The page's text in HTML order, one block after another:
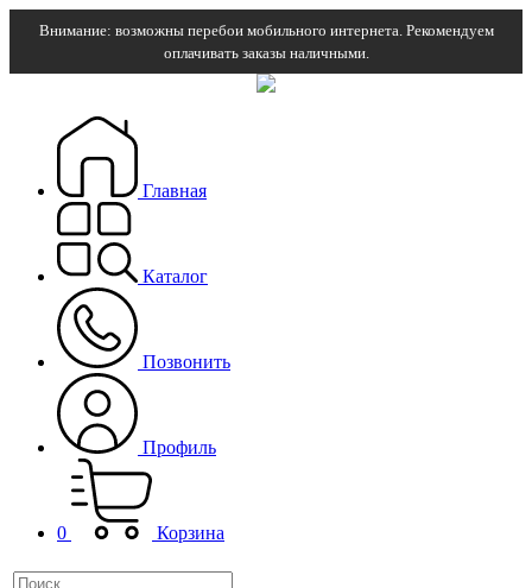
Внимание: возможны перебои мобильного интернета. Рекомендуем
оплачивать заказы наличными.
Главная
Каталог
Позвонить
Профиль
0 Корзина